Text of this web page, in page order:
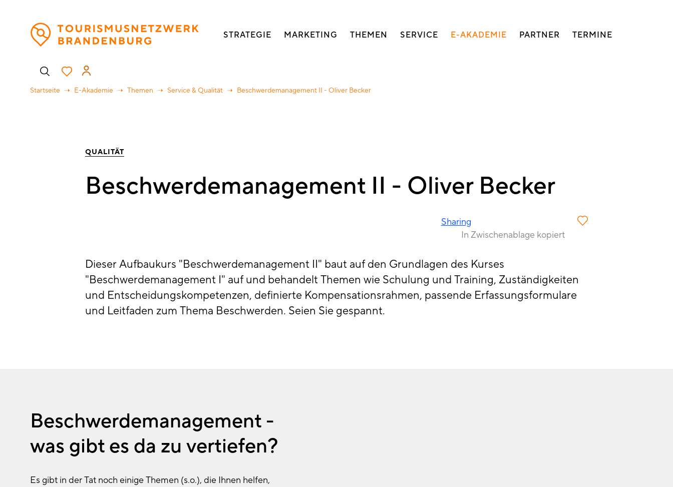
Hauptnavigation
STRATEGIE MARKETING THEMEN SERVICE E-AKADEMIE PARTNER TERMINE
Benutzermenü
Startseite E-Akademie Themen Service & Qualität Beschwerdemanagement II - Oliver Becker
QUALITÄT
Beschwerdemanagement II - Oliver Becker
Sharing
In Zwischenablage kopiert
Dieser Aufbaukurs "Beschwerdemanagement II" baut auf den Grundlagen des Kurses
"Beschwerdemanagement I" auf und behandelt Themen wie Schulung und Training, Zuständigkeiten
und Entscheidungskompetenzen, definierte Kompensationsrahmen, passende Erfassungsformulare
und Leitfaden zum Thema Beschwerden. Seien Sie gespannt.
Beschwerdemanagement -
was gibt es da zu vertiefen?
Es gibt in der Tat noch einige Themen (s.o.), die Ihnen helfen,